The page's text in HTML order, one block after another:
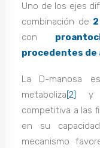
Uno de los ejes
combinación de
con
procedentes de
La D-manosa
metaboliza[2]
y
competitiva a las
en su
mecanismo